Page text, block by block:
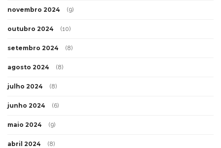
novembro 2024 (9)
outubro 2024 (10)
setembro 2024 (8)
agosto 2024 (8)
julho 2024 (8)
junho 2024 (6)
maio 2024 (9)
abril 2024 (8)